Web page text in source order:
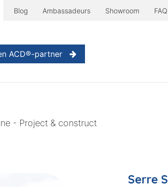
Blog Ambassadeurs Showroom FAQ
ACD®-partner
- Project & construct
Serre